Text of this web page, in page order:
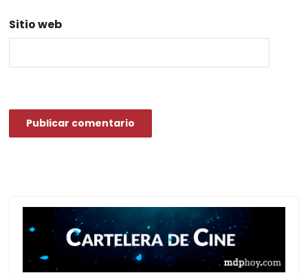
Sitio web